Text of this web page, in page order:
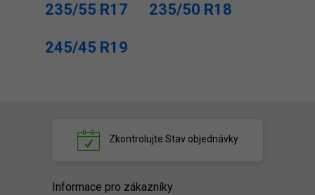
235/55 R17 235/50 R18
245/45 R19
Zkontrolujte Stav objednávky
Informace pro zákazníky